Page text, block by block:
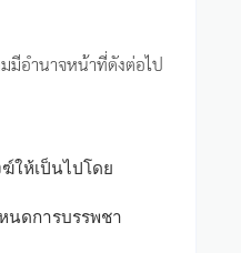
มีอำนาจหน้าที่ดังต่อไป
ให้เป็นไปโดย
นดการบรรพชา